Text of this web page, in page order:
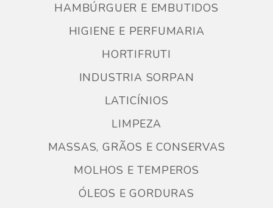
HAMBÚRGUER E EMBUTIDOS
HIGIENE E PERFUMARIA
HORTIFRUTI
INDUSTRIA SORPAN
LATICÍNIOS
LIMPEZA
MASSAS, GRÃOS E CONSERVAS
MOLHOS E TEMPEROS
ÓLEOS E GORDURAS